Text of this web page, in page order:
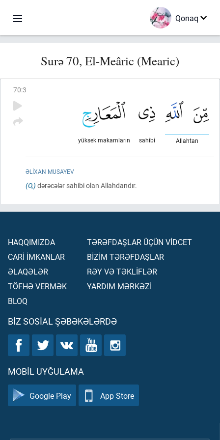
Qonaq
Surə 70, El-Meâric (Mearic)
70:3
Allahtan
sahibi
yüksek makamların
ƏLIXAN MUSAYEV
(O,) dərəcələr sahibi olan Allahdandır.
HAQQIMIZDA
CARİ İMKANLAR
ƏLAQƏLƏR
TÖFHƏ VERMƏK
BLOQ
TƏRƏFDAŞLAR ÜÇÜN VİDCET
BİZİM TƏRƏFDAŞLAR
RƏY VƏ TƏKLİFLƏR
YARDIM MƏRKƏZİ
BIZ SOSIAL ŞƏBƏKƏLƏRDƏ
MOBIL UYĞULAMA
Google Play App Store